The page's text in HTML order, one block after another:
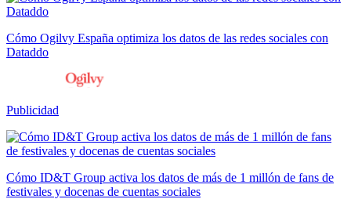
Cómo Ogilvy España optimiza los datos de las redes sociales con
Dataddo
Publicidad
Cómo ID&T Group activa los datos de más de 1 millón de fans de
festivales y docenas de cuentas sociales